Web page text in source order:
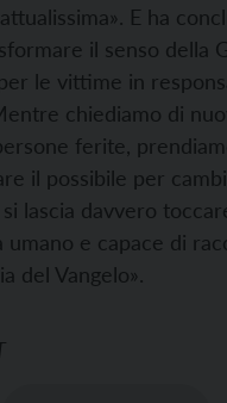
E ha
il senso della
le vittime in
chiediamo di
ferite,
il possibile per
lascia davvero
umano e capace di
del Vangelo».